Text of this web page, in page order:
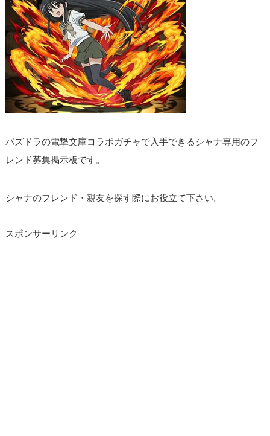
パズドラの電撃文庫コラボガチャで入手できるシャナ専用のフ
レンド募集掲示板です。
シャナのフレンド・親友を探す際にお役立て下さい。
スポンサーリンク